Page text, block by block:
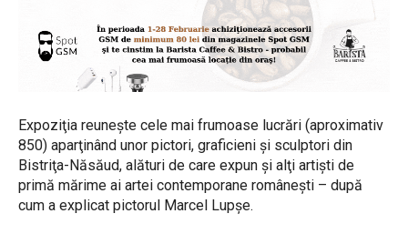
Expoziţia reuneşte cele mai frumoase lucrări (aproximativ
850) aparţinând unor pictori, graficieni şi sculptori din
Bistriţa-Năsăud, alături de care expun şi alţi artişti de
primă mărime ai artei contemporane româneşti – după
cum a explicat pictorul Marcel Lupşe.